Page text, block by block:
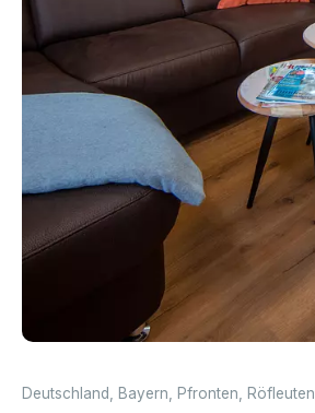
Deutschland Bayern Pfronten Röfleuten